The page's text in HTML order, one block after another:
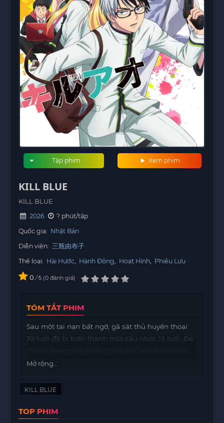
Xem phim
Tập phim
KILL BLUE
KILL BLUE
2026
? phút/tập
Quốc gia: Nhật Bản
Diễn viên: 三瓶由布子
Thể loại: Hài Hước Hành Động Hoạt Hình Phiêu Lưu
0 / 5 0 đánh giá
TÓM TẮT PHIM
Sau một tai nạn bất ngờ, gã sát thủ huyền thoại
39 tuổi đã bị biến thành một cậu nhóc 13 tuổi. Để
trà trộn vào một trường cấp hai. Hành trình của
học đường mà còn phải đối mặt với những thử
Trong khi cố gắng
Mở rộng...
KILL BLUE
TOP PHIM